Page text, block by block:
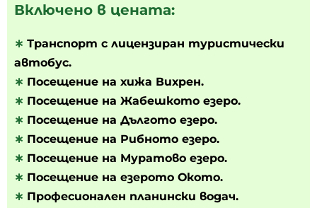
Включено в цената:
∗ Транспорт с лицензиран туристически
автобус.
∗ Посещение на хижа Вихрен.
∗ Посещение на Жабешкото езеро.
∗ Посещение на Дългото езеро.
∗ Посещение на Рибното езеро.
∗ Посещение на Муратовo езеро.
∗ Посещение на езерото Окото.
∗ Професионален планински водач.